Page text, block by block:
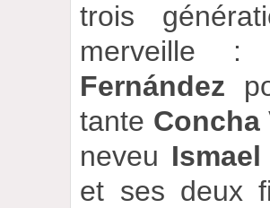
trois
merveille
Fernández
tante Concha
neveu
et ses deux